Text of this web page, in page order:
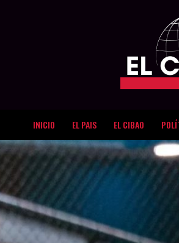
INICIO EL PAIS EL CIBAO